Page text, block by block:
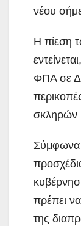
νέου
Η πίεση
ΦΠΑ σε
σκληρών
Σύμφωνα
πρέπει
της